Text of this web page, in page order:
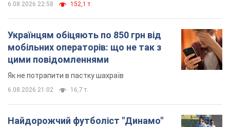
6.08.2026 22:58 152,1 т.
Українцям обіцяють по 850 грн від
мобільних операторів: що не так з
цими повідомленнями
Як не потрапити в пастку шахраїв
6.08.2026 21:02 16,7 т.
Найдорожчий футболіст "Динамо"